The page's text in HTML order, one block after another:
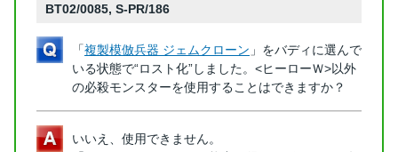
BT02/0085, S-PR/186
「複製模倣兵器 ジェムクローン 」をバディに選んで
いる状態で“ロスト化”しました。<ヒーローＷ>以外
の必殺モンスターを使用することはできますか？
いいえ、使用できません。